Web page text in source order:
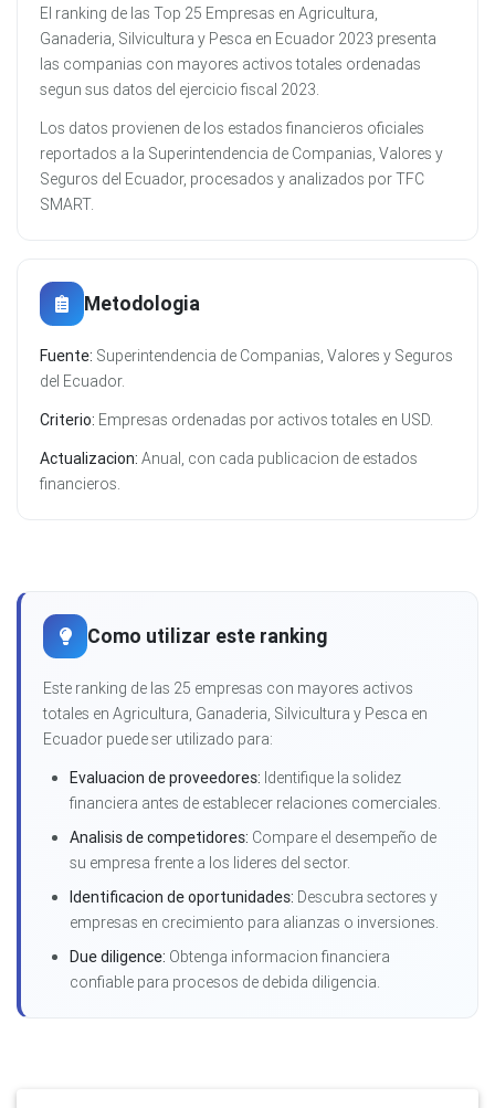
El ranking de las Top 25 Empresas en Agricultura,
Ganaderia, Silvicultura y Pesca en Ecuador 2023 presenta
las companias con mayores activos totales ordenadas
segun sus datos del ejercicio fiscal 2023.
Los datos provienen de los estados financieros oficiales
reportados a la Superintendencia de Companias, Valores y
Seguros del Ecuador, procesados y analizados por TFC
SMART.
Metodologia
Fuente: Superintendencia de Companias, Valores y Seguros
del Ecuador.
Criterio: Empresas ordenadas por activos totales en USD.
Actualizacion: Anual, con cada publicacion de estados
financieros.
Como utilizar este ranking
Este ranking de las 25 empresas con mayores activos
totales en Agricultura, Ganaderia, Silvicultura y Pesca en
Ecuador puede ser utilizado para:
Evaluacion de proveedores: Identifique la solidez
financiera antes de establecer relaciones comerciales.
Analisis de competidores: Compare el desempeño de
su empresa frente a los lideres del sector.
Identificacion de oportunidades: Descubra sectores y
empresas en crecimiento para alianzas o inversiones.
Due diligence: Obtenga informacion financiera
confiable para procesos de debida diligencia.